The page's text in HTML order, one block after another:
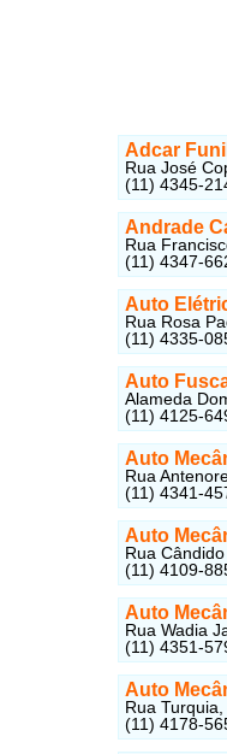
Adcar
Rua José
(11) 4345-
Andrade
Rua
(11) 4347-
Auto
Rua Rosa
(11) 4335-
Auto
Alameda
(11) 4125-
Auto
Rua
(11) 4341-
Auto
Rua
(11) 4109-
Auto
Rua Wadia
(11) 4351-
Auto
Rua
(11) 4178-